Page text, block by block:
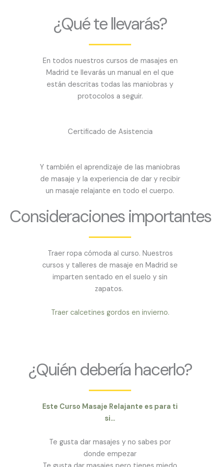
¿Qué te llevarás?
En todos nuestros cursos de masajes en
Madrid te llevarás un manual en el que
están descritas todas las maniobras y
protocolos a seguir.
Certificado de Asistencia
Y también el aprendizaje de las maniobras
de masaje y la experiencia de dar y recibir
un masaje relajante en todo el cuerpo.
Consideraciones importantes
Traer ropa cómoda al curso. Nuestros
cursos y talleres de masaje en Madrid se
imparten sentado en el suelo y sin
zapatos.
Traer calcetines gordos en invierno.
¿Quién debería hacerlo?
Este Curso Masaje Relajante es para ti
si…
Te gusta dar masajes y no sabes por
donde empezar